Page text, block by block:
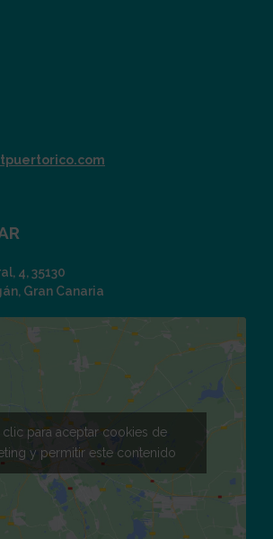
4, 35130
Gran Canaria
clic para aceptar cookies de
y permitir este contenido